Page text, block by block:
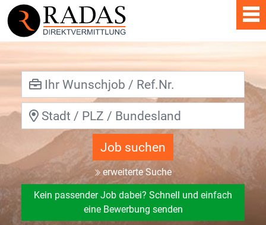
Job suchen
erweiterte Suche
Kein passender Job dabei? Schnell und einfach
eine Bewerbung senden